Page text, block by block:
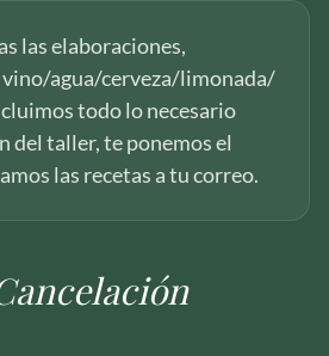
las elaboraciones,
vino/agua/cerveza/limonada/
todo lo necesario
del taller, te ponemos el
las recetas a tu correo.